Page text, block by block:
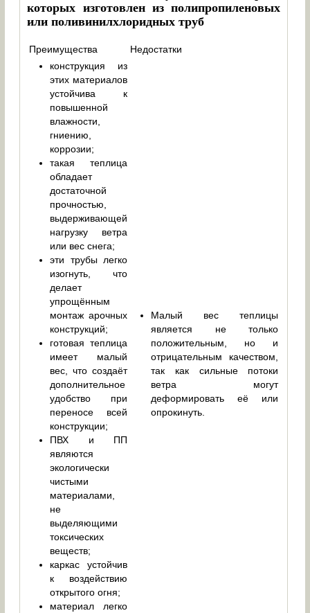
которых изготовлен из полипропиленовых
или поливинилхлоридных труб
Преимущества
Недостатки
конструкция из
этих материалов
устойчива к
повышенной
влажности,
гниению,
коррозии;
такая теплица
обладает
достаточной
прочностью,
выдерживающей
нагрузку ветра
или вес снега;
эти трубы легко
изогнуть, что
делает
упрощённым
монтаж арочных
конструкций;
готовая теплица
имеет малый
вес, что создаёт
дополнительное
удобство при
переносе всей
конструкции;
ПВХ и ПП
являются
экологически
чистыми
материалами,
не
выделяющими
токсических
веществ;
каркас устойчив
к воздействию
открытого огня;
материал легко
Малый вес теплицы
является не только
положительным, но и
отрицательным качеством,
так как сильные потоки
ветра могут
деформировать её или
опрокинуть.